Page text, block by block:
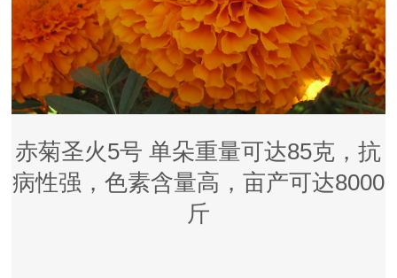
赤菊圣火5号 单朵重量可达85克，抗
病性强，色素含量高，亩产可达8000
斤